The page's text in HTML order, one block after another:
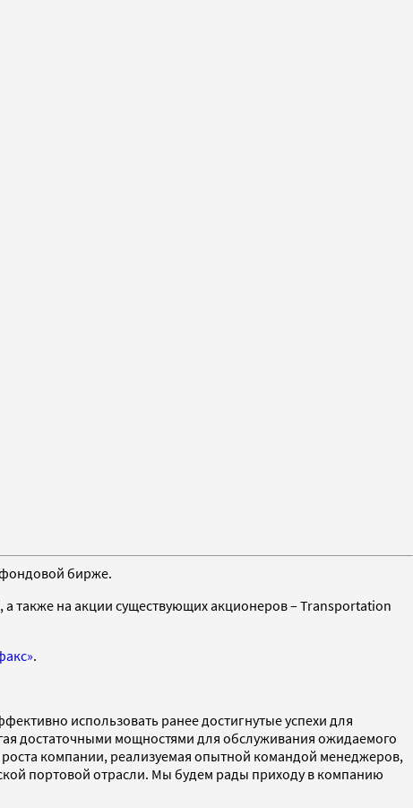
бирже.
также на акции существующих акционеров – Transportation
.
использовать ранее достигнутые успехи для
достаточными мощностями для обслуживания ожидаемого
компании, реализуемая опытной командой менеджеров,
портовой отрасли. Мы будем рады приходу в компанию